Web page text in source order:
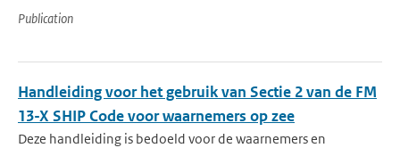
Publication
Handleiding voor het gebruik van Sectie 2 van de FM
13-X SHIP Code voor waarnemers op zee
Deze handleiding is bedoeld voor de waarnemers en